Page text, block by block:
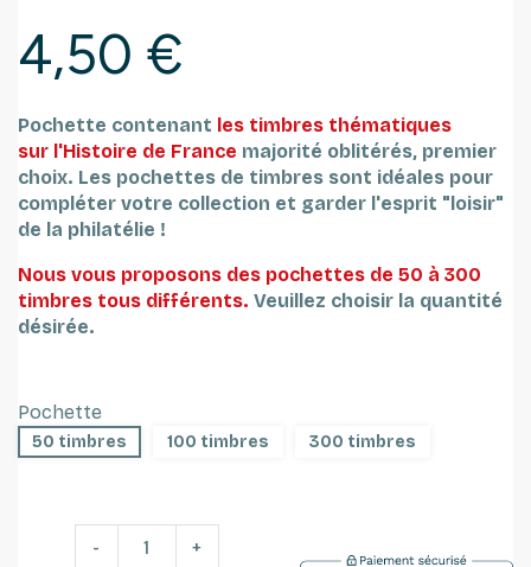
4,50 €
Pochette contenant les timbres thématiques
sur l'Histoire de France majorité oblitérés, premier
choix. Les pochettes de timbres sont idéales pour
compléter votre collection et garder l'esprit "loisir"
de la philatélie !
Nous vous proposons des pochettes de 50 à 300
timbres tous différents. Veuillez choisir la quantité
désirée.
Pochette
50 timbres 100 timbres 300 timbres
- +